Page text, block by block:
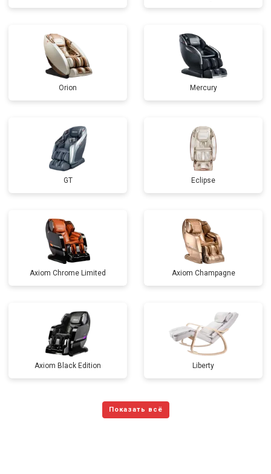
Orion Mercury
GT Eclipse
Axiom Chrome Limited Axiom Champagne
Axiom Black Edition Liberty